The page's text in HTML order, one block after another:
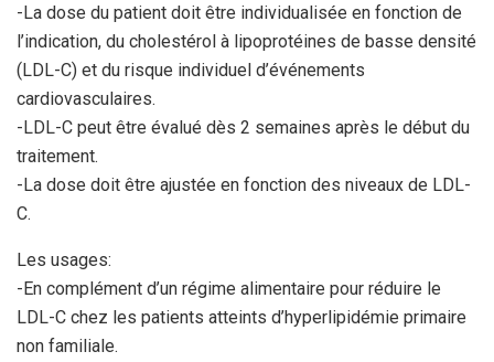
-La dose du patient doit être individualisée en fonction de
l’indication, du cholestérol à lipoprotéines de basse densité
(LDL-C) et du risque individuel d’événements
cardiovasculaires.
-LDL-C peut être évalué dès 2 semaines après le début du
traitement.
-La dose doit être ajustée en fonction des niveaux de LDL-
C.
Les usages:
-En complément d’un régime alimentaire pour réduire le
LDL-C chez les patients atteints d’hyperlipidémie primaire
non familiale.